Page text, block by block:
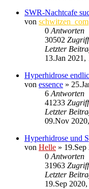
SWR-Nachtcafe
von schwitzen_com
0 Antworten
30502
Letzter
13.Jan 2021,
Hyperhidrose
von essence »
6 Antworten
41233
Letzter
09.Nov
Hyperhidrose und
von Helle » 19.Sep
0 Antworten
31963
Letzter
19.Sep